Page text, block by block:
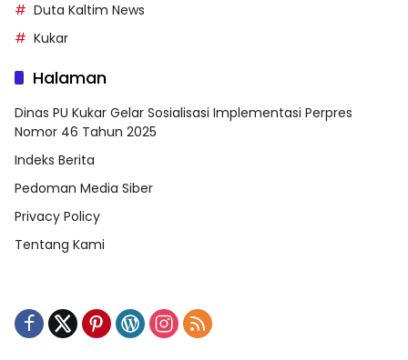
Duta Kaltim News
Kukar
Halaman
Dinas PU Kukar Gelar Sosialisasi Implementasi Perpres
Nomor 46 Tahun 2025
Indeks Berita
Pedoman Media Siber
Privacy Policy
Tentang Kami